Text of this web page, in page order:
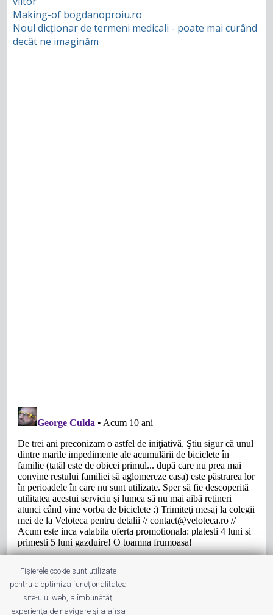
Making-of bogdanoproiu.ro
Noul dicționar de termeni medicali - poate mai curând
decât ne imaginăm
Fișierele cookie sunt utilizate
pentru a optimiza funcţionalitatea
site-ului web, a îmbunătăţi
experienţa de navigare şi a afişa